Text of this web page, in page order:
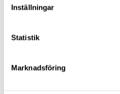
Inställningar
Statistik
Marknadsföring